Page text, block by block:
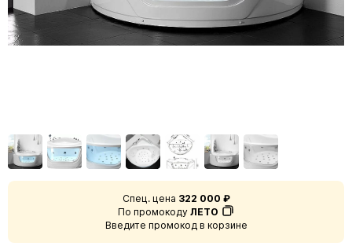
Спец. цена 322 000 ₽
По промокоду ЛЕТО
Введите промокод в корзине